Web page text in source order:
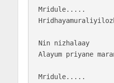
Mridule.....
Nin nizhalaay
Alayum priyane
Mridule.....